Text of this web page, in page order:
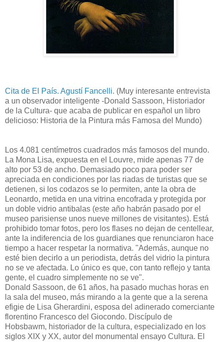
Cita de El País. Agustí Fancelli. (Muy interesante entrevista
a un observador inteligente -Donald Sassoon, Historiador
de la Cultura- que acaba de publicar en español un libro
delicioso: Historia de la Pintura más Famosa del Mundo)
Los 4.081 centímetros cuadrados más famosos del mundo.
La Mona Lisa, expuesta en el Louvre, mide apenas 77 de
alto por 53 de ancho. Demasiado poco para poder ser
apreciada en condiciones por las riadas de turistas que se
detienen, si los codazos se lo permiten, ante la obra de
Leonardo, metida en una vitrina encofrada y protegida por
un doble vidrio antibalas (este año habrán pasado por el
museo parisiense unos nueve millones de visitantes). Está
prohibido tomar fotos, pero los flases no dejan de centellear,
ante la indiferencia de los guardianes que renunciaron hace
tiempo a hacer respetar la normativa. "Además, aunque no
esté bien decirlo a un periodista, detrás del vidrio la pintura
no se ve afectada. Lo único es que, con tanto reflejo y tanta
gente, el cuadro simplemente no se ve".
Donald Sassoon, de 61 años, ha pasado muchas horas en
la sala del museo, más mirando a la gente que a la serena
efigie de Lisa Gherardini, esposa del adinerado comerciante
florentino Francesco del Giocondo. Discípulo de
Hobsbawm, historiador de la cultura, especializado en los
siglos XIX y XX, autor del monumental ensayo Cultura. El